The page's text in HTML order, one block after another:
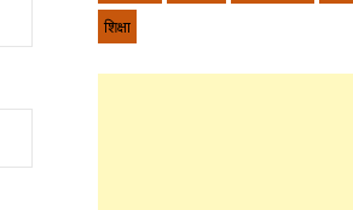
शिक्षा